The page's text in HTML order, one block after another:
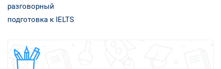
разговорный
подготовка к IELTS